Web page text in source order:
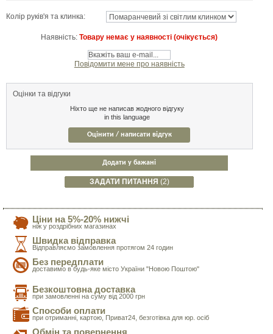
Колір руків'я та клинка:
Наявність: Товару немає у наявності (очікується)
Повідомити мене про наявність
Оцінки та відгуки
Ніхто ще не написав жодного відгуку
in this language
Оцінити / написати відгук
Додати у бажані
ЗАДАТИ ПИТАННЯ (2)
Ціни на 5%-20% нижчі
ніж у роздрібних магазинах
Швидка відправка
Відправляємо замовлення протягом 24 годин
Без передплати
доставимо в будь-яке місто України "Новою Поштою"
Безкоштовна доставка
при замовленні на суму від 2000 грн
Способи оплати
при отриманні, картою, Приват24, безготівка для юр. осіб